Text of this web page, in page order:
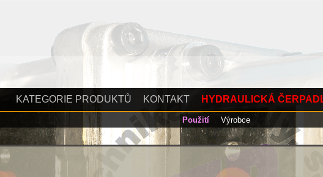
KATEGORIE PRODUKTŮ KONTAKT HYDRAULICKÁ
Použití Výrobce